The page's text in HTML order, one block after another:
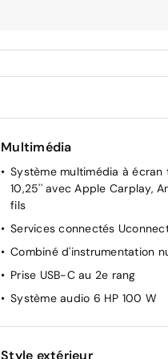
Multimédia
Système multimédia à
10,25'' avec Apple Carplay,
fils
Services connectés
Combiné d'instrumentation
Prise USB-C au 2e rang
Système audio 6 HP 100 W